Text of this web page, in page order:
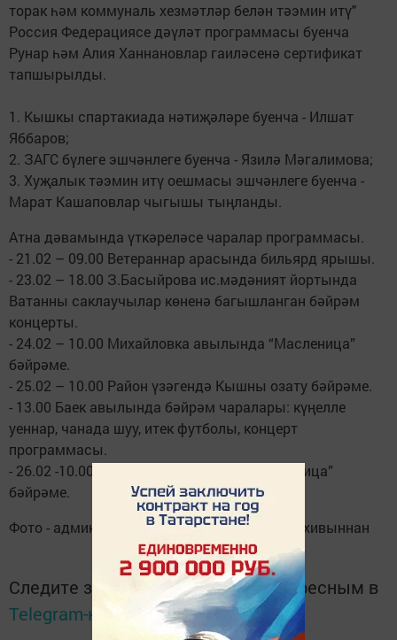
торак һәм коммуналь хезмәтләр белән тәэмин итү"
Россия Федерациясе дәүләт программасы буенча
Рунар һәм Алия Ханнановлар гаиләсенә сертификат
тапшырылды.
1. Кышкы спартакиада нәтиҗәләре буенча - Илшат
Яббаров;
2. ЗАГС бүлеге эшчәнлеге буенча - Язилә Мәгалимова;
3. Хуҗалык тәэмин итү оешмасы эшчәнлеге буенча -
Марат Кашаповлар чыгышы тыңланды.
Атна дәвамында үткәреләсе чаралар программасы.
- 21.02 – 09.00 Ветераннар арасында бильярд ярышы.
- 23.02 – 18.00 З.Басыйрова ис.мәдәният йортында
Ватанны саклаучылар көненә багышланган бәйрәм
концерты.
- 24.02 – 10.00 Михайловка авылында “Масленица”
бәйрәме.
- 25.02 – 10.00 Район үзәгендә Кышны озату бәйрәме.
- 13.00 Баек авылында бәйрәм чаралары: күңелле
уеннар, чанада шуу, итек футболы, концерт
программасы.
- 26.02 -10.00 Рус Шуган авылында “Масленица”
бәйрәме.
Фото - администрация матбугат хезмәте архивыннан
Следите за самым важным и интересным в
Telegram-канале
Татмедиа